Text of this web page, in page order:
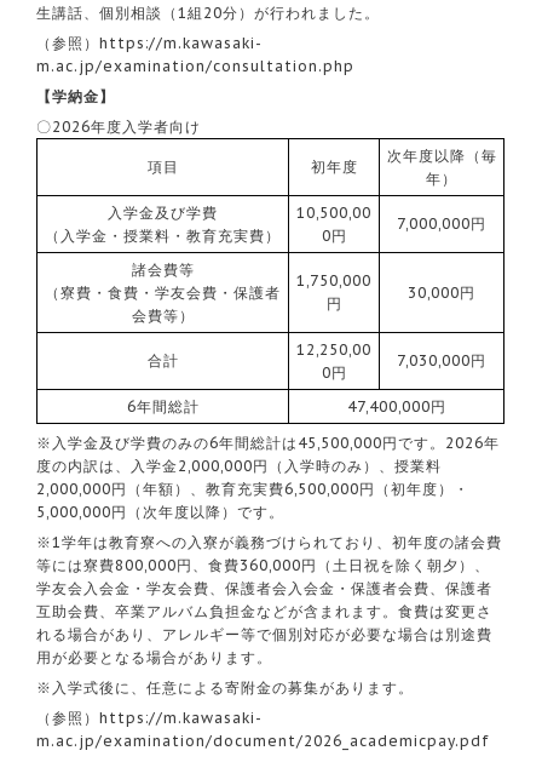
生講話、個別相談（1組20分）が行われました。
（参照）https://m.kawasaki-
m.ac.jp/examination/consultation.php
【学納金】
〇2026年度入学者向け
項目 初年度
次年度以降（毎
年）
入学金及び学費
（入学金・授業料・教育充実費）
10,500,00
0円
7,000,000円
諸会費等
（寮費・食費・学友会費・保護者
会費等）
1,750,000
円
30,000円
合計
12,250,00
0円
7,030,000円
6年間総計
47,400,000円
※入学金及び学費のみの6年間総計は45,500,000円です。2026年
度の内訳は、入学金2,000,000円（入学時のみ）、授業料
2,000,000円（年額）、教育充実費6,500,000円（初年度）・
5,000,000円（次年度以降）です。
※1学年は教育寮への入寮が義務づけられており、初年度の諸会費
等には寮費800,000円、食費360,000円（土日祝を除く朝夕）、
学友会入会金・学友会費、保護者会入会金・保護者会費、保護者
互助会費、卒業アルバム負担金などが含まれます。食費は変更さ
れる場合があり、アレルギー等で個別対応が必要な場合は別途費
用が必要となる場合があります。
※入学式後に、任意による寄附金の募集があります。
（参照）https://m.kawasaki-
m.ac.jp/examination/document/2026_academicpay.pdf